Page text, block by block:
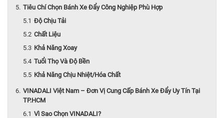
Tiêu Chí Chọn Bánh Xe Đẩy Công Nghiệp Phù Hợp
Độ Chịu Tải
Chất Liệu
Khả Năng Xoay
Tuổi Thọ Và Độ Bền
Khả Năng Chịu Nhiệt/Hóa Chất
VINADALI Việt Nam – Đơn Vị Cung Cấp Bánh Xe Đẩy Uy Tín Tại
TP.HCM
Vì Sao Chọn VINADALI?